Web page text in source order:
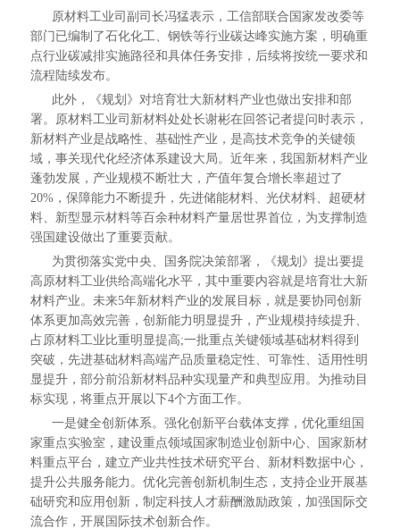
原材料工业司副司长冯猛表示，工信部联合国家发改委等
部门已编制了石化化工、钢铁等行业碳达峰实施方案，明确重
点行业碳减排实施路径和具体任务安排，后续将按统一要求和
流程陆续发布。
此外，《规划》对培育壮大新材料产业也做出安排和部
署。原材料工业司新材料处处长谢彬在回答记者提问时表示，
新材料产业是战略性、基础性产业，是高技术竞争的关键领
域，事关现代化经济体系建设大局。近年来，我国新材料产业
蓬勃发展，产业规模不断壮大，产值年复合增长率超过了
20%，保障能力不断提升，先进储能材料、光伏材料、超硬材
料、新型显示材料等百余种材料产量居世界首位，为支撑制造
强国建设做出了重要贡献。
为贯彻落实党中央、国务院决策部署，《规划》提出要提
高原材料工业供给高端化水平，其中重要内容就是培育壮大新
材料产业。未来5年新材料产业的发展目标，就是要协同创新
体系更加高效完善，创新能力明显提升，产业规模持续提升、
占原材料工业比重明显提高;一批重点关键领域基础材料得到
突破，先进基础材料高端产品质量稳定性、可靠性、适用性明
显提升，部分前沿新材料品种实现量产和典型应用。为推动目
标实现，将重点开展以下4个方面工作。
一是健全创新体系。强化创新平台载体支撑，优化重组国
家重点实验室，建设重点领域国家制造业创新中心、国家新材
料重点平台，建立产业共性技术研究平台、新材料数据中心，
提升公共服务能力。优化完善创新机制生态，支持企业开展基
础研究和应用创新，制定科技人才薪酬激励政策，加强国际交
流合作，开展国际技术创新合作。